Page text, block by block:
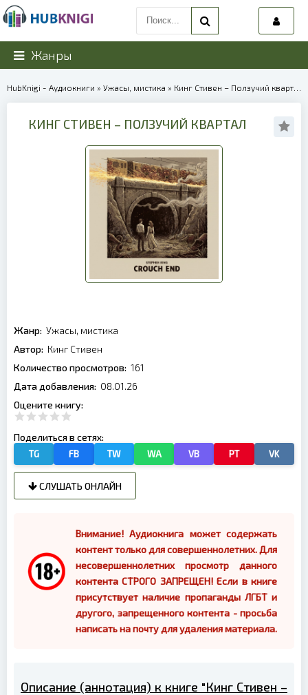
Жанры
HubKnigi - Аудиокниги » Ужасы, мистика » Кинг Стивен – Ползучий квартал | 39015
КИНГ СТИВЕН – ПОЛЗУЧИЙ КВАРТАЛ
Жанр: Ужасы, мистика
Автор: Кинг Стивен
Количество просмотров: 161
Дата добавления: 08.01.26
Оцените книгу:
Поделиться в сетях:
TG FB TW WA VB PT VK
СЛУШАТЬ ОНЛАЙН
Внимание! Аудиокнига может содержать
контент только для совершеннолетних. Для
несовершеннолетних просмотр данного
контента СТРОГО ЗАПРЕЩЕН! Если в книге
присутствует наличие пропаганды ЛГБТ и
другого, запрещенного контента - просьба
написать на почту для удаления материала.
Описание (аннотация) к книге "Кинг Стивен –